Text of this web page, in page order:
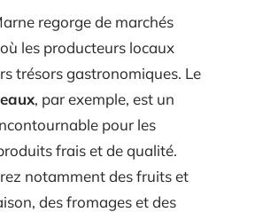
regorge de marchés
les producteurs locaux
trésors gastronomiques. Le
, par exemple, est un
pour les
frais et de qualité.
notamment des fruits et
des fromages et des